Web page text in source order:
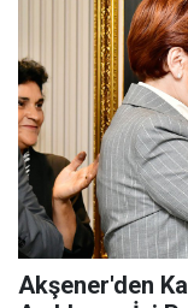
Akşener'den